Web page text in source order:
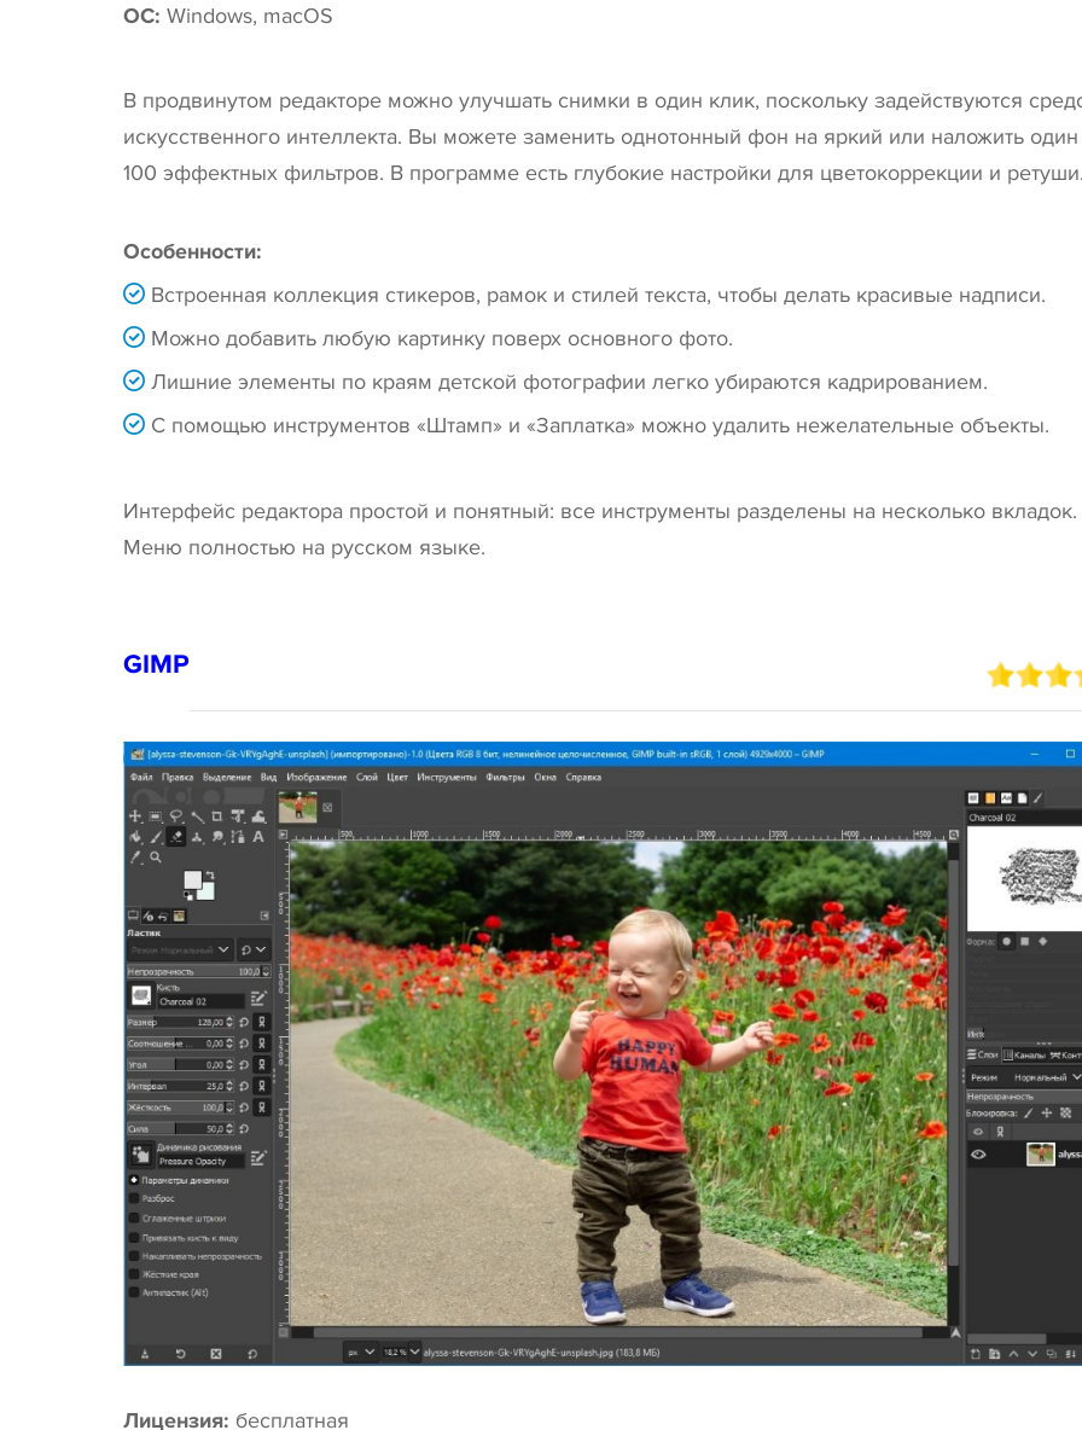
ОС: Windows, macOS
В продвинутом редакторе можно улучшать снимки в один клик, поскольку задействуются
искусственного интеллекта. Вы можете заменить однотонный фон на яркий или наложить
100 эффектных фильтров. В программе есть глубокие настройки для цветокоррекции и
Особенности:
Встроенная коллекция стикеров, рамок и стилей текста, чтобы делать красивые надписи.
Можно добавить любую картинку поверх основного фото.
Лишние элементы по краям детской фотографии легко убираются кадрированием.
С помощью инструментов «Штамп» и «Заплатка» можно удалить нежелательные объекты.
Интерфейс редактора простой и понятный: все инструменты разделены на несколько вкладок.
Меню полностью на русском языке.
GIMP
Лицензия: бесплатная